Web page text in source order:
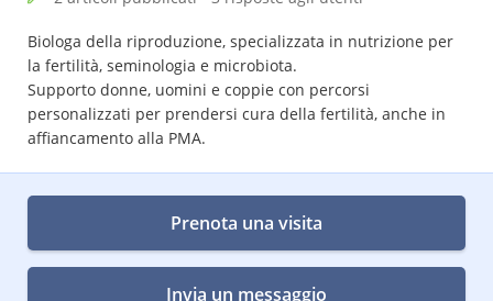
Biologa della riproduzione, specializzata in nutrizione per
la fertilità, seminologia e microbiota.
Supporto donne, uomini e coppie con percorsi
personalizzati per prendersi cura della fertilità, anche in
affiancamento alla PMA.
Prenota una visita
Invia un messaggio